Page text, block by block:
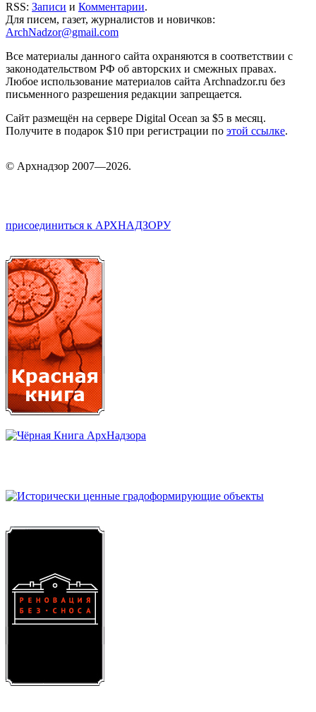
RSS: Записи и Комментарии.
Для писем, газет, журналистов и новичков:
ArchNadzor@gmail.com
Все материалы данного сайта охраняются в соответствии с
законодательством РФ об авторских и смежных правах.
Любое использование материалов сайта Archnadzor.ru без
письменного разрешения редакции запрещается.
Сайт размещён на сервере Digital Ocean за $5 в месяц.
Получите в подарок $10 при регистрации по этой ссылке.
© Архнадзор 2007—2026.
присоединиться к АРХНАДЗОРУ